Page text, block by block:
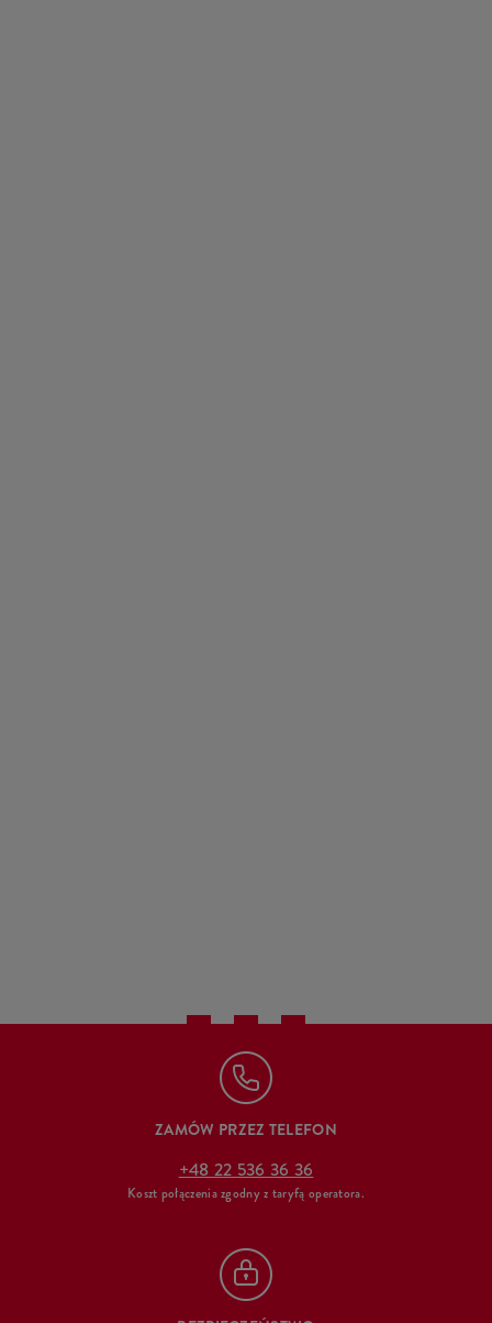
ZAMÓW PRZEZ TELEFON
+48 22 536 36 36
Koszt połączenia zgodny z taryfą operatora.